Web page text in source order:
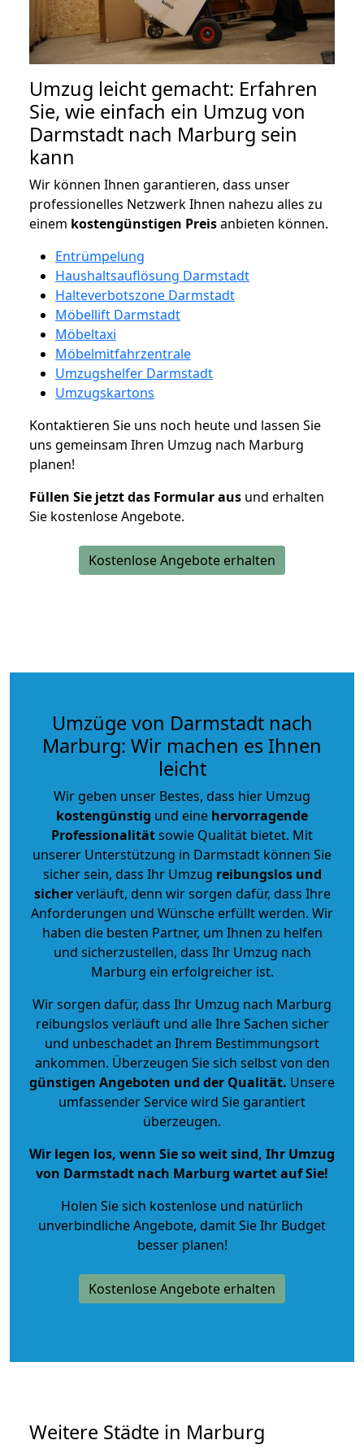
Umzug leicht gemacht: Erfahren
Sie, wie einfach ein Umzug von
Darmstadt nach Marburg sein
kann
Wir können Ihnen garantieren, dass unser
professionelles Netzwerk Ihnen nahezu alles zu
einem kostengünstigen Preisanbieten können.
Entrümpelung
Haushaltsauflösung Darmstadt
Halteverbotszone Darmstadt
Möbellift Darmstadt
Möbeltaxi
Möbelmitfahrzentrale
Umzugshelfer Darmstadt
Umzugskartons
Kontaktieren Sie uns noch heute und lassen Sie
uns gemeinsam Ihren Umzug nach Marburg
planen!
Füllen Sie jetzt das Formular aus und erhalten
Sie kostenlose Angebote.
Kostenlose Angebote erhalten
Umzüge von Darmstadt nach
Marburg: Wir machen es Ihnen
leicht
Wir geben unser Bestes, dass hier Umzug
kostengünstig und eine hervorragende
Professionalitätsowie Qualität bietet. Mit
unserer Unterstützung in Darmstadt können Sie
sicher sein, dass Ihr Umzug reibungslos und
sicherverläuft, denn wir sorgen dafür, dass Ihre
Anforderungen und Wünsche erfüllt werden. Wir
haben die besten Partner, um Ihnen zu helfen
und sicherzustellen, dass Ihr Umzug nach
Marburg ein erfolgreicher ist.
Wir sorgen dafür, dass Ihr Umzug nach Marburg
reibungslos verläuft und alle Ihre Sachen sicher
und unbeschadet an Ihrem Bestimmungsort
ankommen. Überzeugen Sie sich selbst von den
günstigen Angeboten und der Qualität. Unsere
umfassender Service wird Sie garantiert
überzeugen.
Wir legen los, wenn Sie so weit sind, Ihr Umzug
von Darmstadt nach Marburg wartet auf Sie!
Holen Sie sich kostenlose und natürlich
unverbindliche Angebote, damit Sie Ihr Budget
besser planen!
Kostenlose Angebote erhalten
Weitere Städte in Marburg